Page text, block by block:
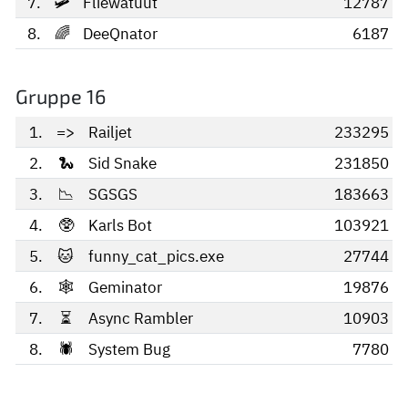
8.
🌈 DeeQnator 6187
Gruppe 16
1. => Railjet
233295
2.
🐍 Sid Snake
231850
3.
📉 SGSGS
183663
4.
🥸 Karls Bot
103921
5.
🐱 funny_cat_pics.exe
27744
6.
🕸 Geminator
19876
7.
⏳ Async Rambler
10903
8.
🕷️ System Bug 7780